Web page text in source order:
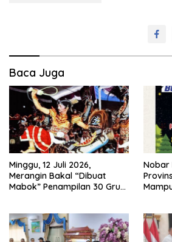
Baca Juga
Minggu, 12 Juli 2026,
Merangin Bakal “Dibuat
Mabok” Penampilan 30 Grup
Nobar